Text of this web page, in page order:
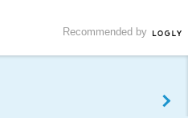
Recommended by